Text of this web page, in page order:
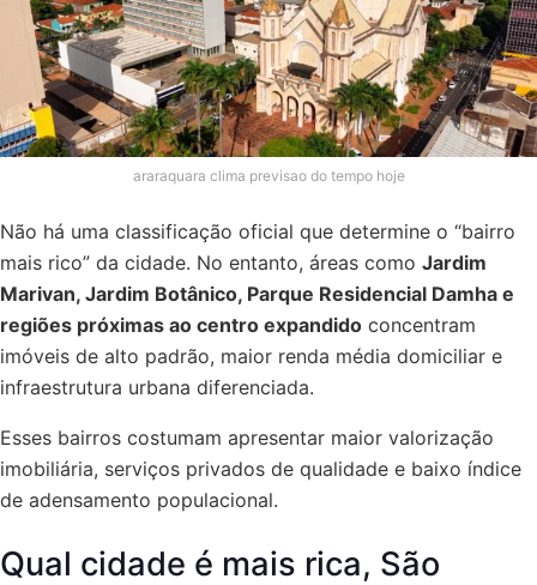
araraquara clima previsao do tempo hoje
Não há uma classificação oficial que determine o “bairro
mais rico” da cidade. No entanto, áreas como Jardim
Marivan, Jardim Botânico, Parque Residencial Damha e
regiões próximas ao centro expandido concentram
imóveis de alto padrão, maior renda média domiciliar e
infraestrutura urbana diferenciada.
Esses bairros costumam apresentar maior valorização
imobiliária, serviços privados de qualidade e baixo índice
de adensamento populacional.
Qual cidade é mais rica, São